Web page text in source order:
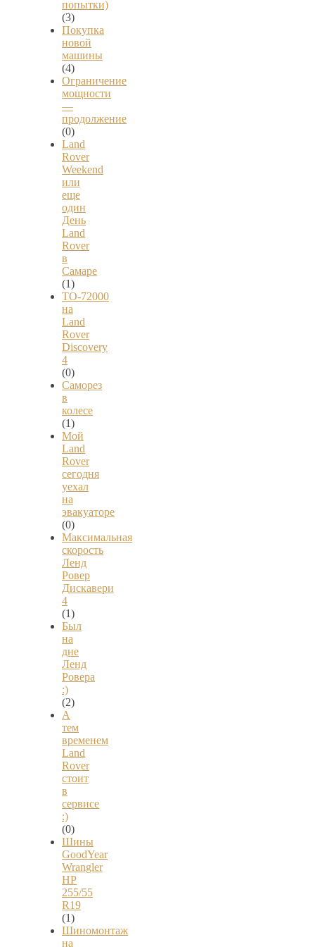
попытки)
(3)
Покупка
новой
машины
(4)
Ограничение
мощности
—
продолжение
(0)
Land
Rover
Weekend
или
еще
один
День
Land
Rover
в
Самаре
(1)
ТО-72000
на
Land
Rover
Discovery
4
(0)
Саморез
в
колесе
(1)
Мой
Land
Rover
сегодня
уехал
на
эвакуаторе
(0)
Максимальная
скорость
Ленд
Ровер
Дискавери
4
(1)
Был
на
дне
Ленд
Ровера
:)
(2)
А
тем
временем
Land
Rover
стоит
в
сервисе
:)
(0)
Шины
GoodYear
Wrangler
HP
255/55
R19
(1)
Шиномонтаж
на